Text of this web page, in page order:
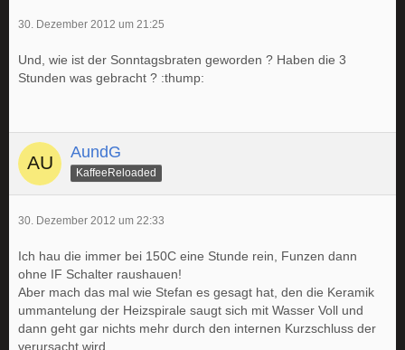
30. Dezember 2012 um 21:25
Und, wie ist der Sonntagsbraten geworden ? Haben die 3
Stunden was gebracht ? :thump:
AundG
KaffeeReloaded
30. Dezember 2012 um 22:33
Ich hau die immer bei 150C eine Stunde rein, Funzen dann
ohne IF Schalter raushauen!
Aber mach das mal wie Stefan es gesagt hat, den die Keramik
ummantelung der Heizspirale saugt sich mit Wasser Voll und
dann geht gar nichts mehr durch den internen Kurzschluss der
verursacht wird.